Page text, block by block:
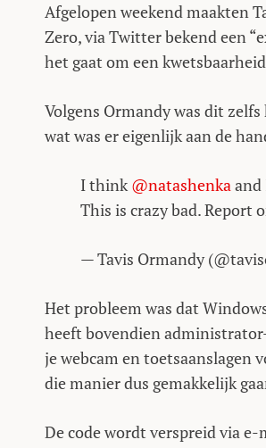
Afgelopen weekend maakten
Zero, via Twitter bekend een
het gaat om een
Volgens Ormandy was dit
wat was er eigenlijk aan de
I think@natashenkaand
This is crazy bad. Report
— Tavis Ormandy
Het probleem was dat
heeft bovendien
je webcam en toetsaanslagen
die manier dus gemakkelijk
De code wordt verspreid via